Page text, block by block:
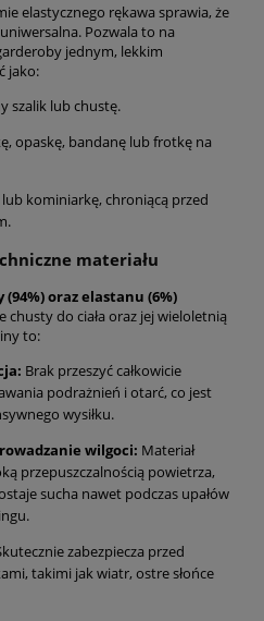
elastycznego rękawa sprawia, że
Pozwala to na
jednym, lekkim
jako:
szalik lub chustę.
opaskę, bandanę lub frotkę na
lub kominiarkę, chroniącą przed
materiału
(94%) oraz elastanu (6%)
do ciała oraz jej wieloletnią
to:
Brak przeszyć całkowicie
podrażnień i otarć, co jest
wysiłku.
wilgoci: Materiał
przepuszczalnością powietrza,
sucha nawet podczas upałów
zabezpiecza przed
takimi jak wiatr, ostre słońce